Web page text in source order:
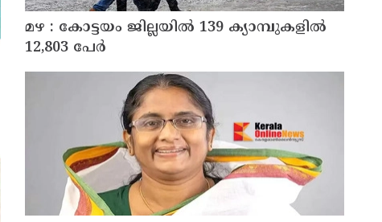
മഴ : കോട്ടയം ജില്ലയിൽ 139 ക്യാമ്പുകളിൽ
12,803 പേര്‍